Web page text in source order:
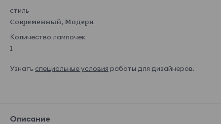
стиль
Современный, Модерн
Количество лампочек
1
Узнать специальные условия работы для дизайнеров.
Описание